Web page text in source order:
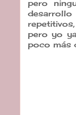
pero
pero yo
poco más